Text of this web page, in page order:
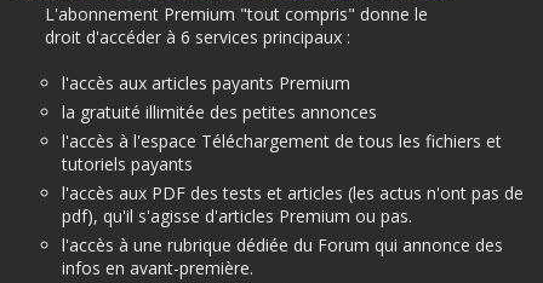
L'abonnement Premium "tout compris" donne le
droit d'accéder à 6 services principaux :
l'accès aux articles payants Premium
la gratuité illimitée des petites annonces
l'accès à l'espace Téléchargement de tous les fichiers et
tutoriels payants
l'accès aux PDF des tests et articles (les actus n'ont pas de
pdf), qu'il s'agisse d'articles Premium ou pas.
l'accès à une rubrique dédiée du Forum qui annonce des
infos en avant-première.